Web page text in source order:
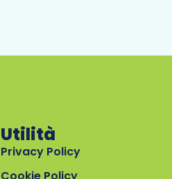
Utilità
Privacy Policy